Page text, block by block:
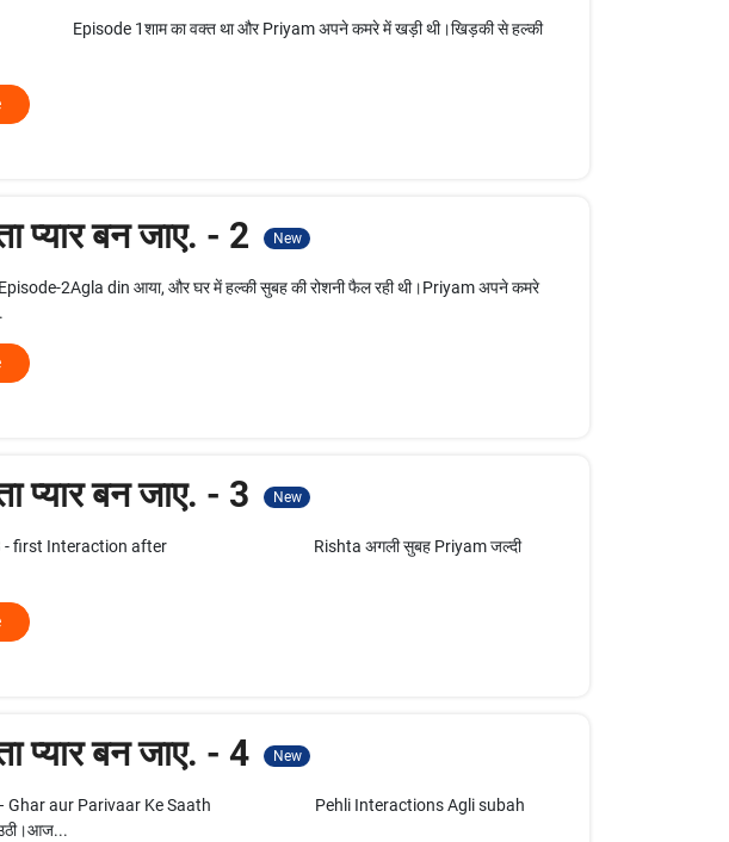
का वक्त था और Priyam अपने कमरे में खड़ी थी।खिड़की से हल्की
प्यार बन जाए. - 2 New
din आया, और घर में हल्की सुबह की रोशनी फैल रही थी।Priyam अपने कमरे
प्यार बन जाए. - 3 New
- first Interaction after Rishta अगली सुबह Priyam जल्दी
प्यार बन जाए. - 4 New
– Ghar aur Parivaar Ke Saath Pehli Interactions Agli subah